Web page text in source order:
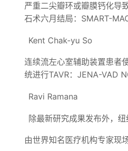
严重二尖瓣环或瓣膜钙化导
石术六月结局：SMART-
Kent Chak-yu So
连续流左心室辅助装置患者
统进行TAVR：JENA-VAD
Ravi Ramana
除最新研究成果发布外，纽
由世界知名医疗机构专家现